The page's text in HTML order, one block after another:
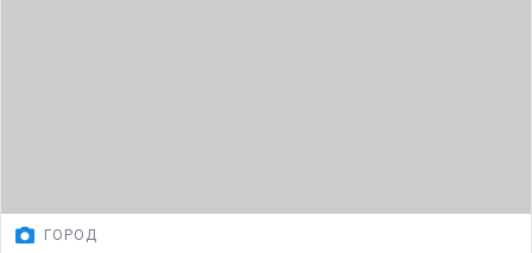
ГОРОД